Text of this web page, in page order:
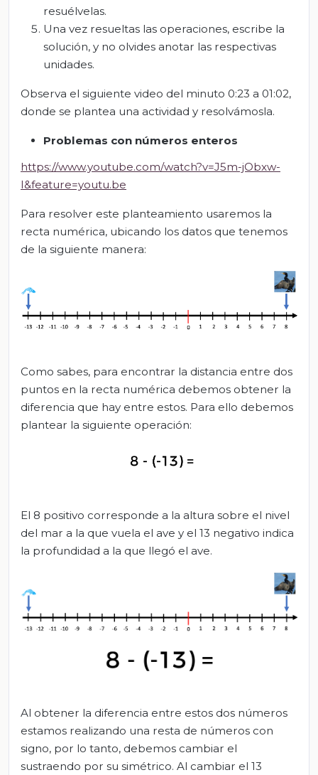
resuélvelas.
Una vez resueltas las operaciones, escribe la
solución, y no olvides anotar las respectivas
unidades.
Observa el siguiente video del minuto 0:23 a 01:02,
donde se plantea una actividad y resolvámosla.
Problemas con números enteros
https://www.youtube.com/watch?v=J5m-jObxw-
I&feature=youtu.be
Para resolver este planteamiento usaremos la
recta numérica, ubicando los datos que tenemos
de la siguiente manera:
Como sabes, para encontrar la distancia entre dos
puntos en la recta numérica debemos obtener la
diferencia que hay entre estos. Para ello debemos
plantear la siguiente operación:
El 8 positivo corresponde a la altura sobre el nivel
del mar a la que vuela el ave y el 13 negativo indica
la profundidad a la que llegó el ave.
Al obtener la diferencia entre estos dos números
estamos realizando una resta de números con
signo, por lo tanto, debemos cambiar el
sustraendo por su simétrico. Al cambiar el 13